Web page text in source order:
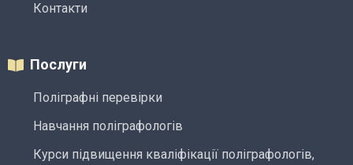
Контакти
Послуги
Поліграфні перевірки
Навчання поліграфологів
Курси підвищення кваліфікації поліграфологів,